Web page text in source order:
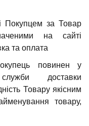
Покупцем за Товар
на сайті
та оплата
повинен у
доставки
Товару якісним
товару,